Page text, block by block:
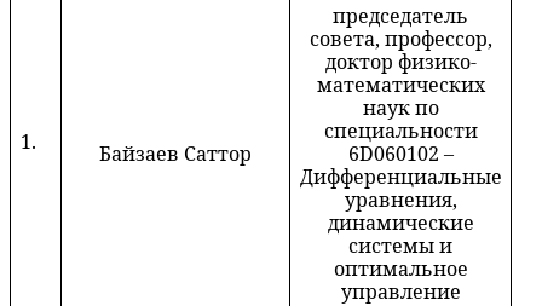
1. Байзаев Саттор
председатель
совета, профессор,
доктор физико-
математических
наук по
специальности
6D060102 –
Дифференциальные
уравнения,
динамические
системы и
оптимальное
управление